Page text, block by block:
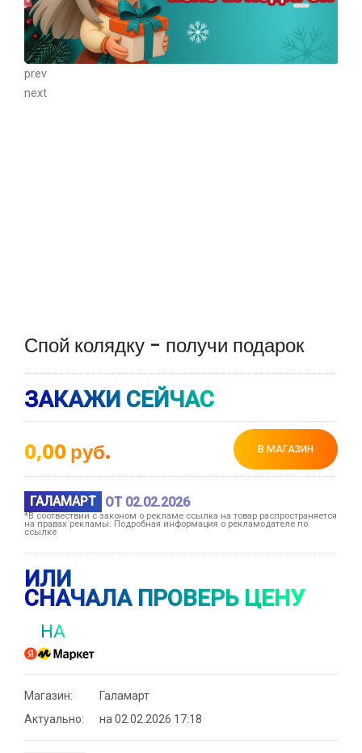
prev
next
Спой колядку - получи подарок
ЗАКАЖИ СЕЙЧАС
0,00руб. В МАГАЗИН
ГАЛАМАРТ ОТ 02.02.2026
*В соотвествии с законом о рекламе ссылка на товар распространяется
на правах рекламы. Подробная информация о рекламодателе по
ссылке
ИЛИ
СНАЧАЛА ПРОВЕРЬ ЦЕНУ
НА
Магазин:
Галамарт
Актуально:
на 02.02.2026 17:18